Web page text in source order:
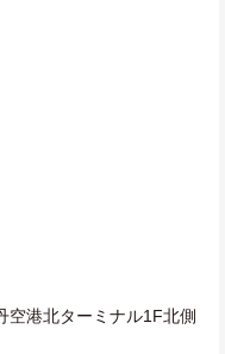
空港北ターミナル1F北側